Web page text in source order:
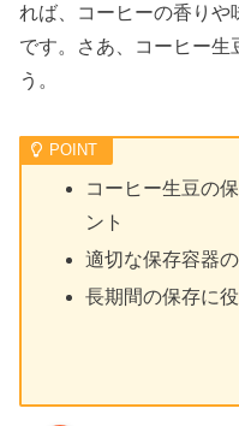
れば、コーヒーの香りや
です。さあ、コーヒー生
う。
コーヒー生豆の
ント
適切な保存容器
長期間の保存に